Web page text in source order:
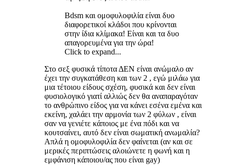
Bdsm και ομοφυλοφιλία είναι δυο
διαφορετικοί κλάδοι που κρίνονται
στην ίδια κλίμακα! Είναι και τα δυο
απαγορευμένα για την ώρα!
Click to expand...
Στο σεξ φυσικά τίποτα ΔΕΝ είναι ανώμαλο αν
έχει την συγκατάθεση και των 2 , εγώ μιλάω για
μια τέτοιου είδους σχέση, φυσικά και δεν είναι
φυσιολογικό γιατί αλλιώς δεν θα αναπαραγόταν
το ανθρώπινο είδος για να κάνει εσένα εμένα και
εκείνη, χαλάει την αρμονία των 2 φύλων , είναι
σαν να γενιέτε κάποιος με ένα πόδι και να
κουτσαίνει, αυτό δεν είναι σωματική ανωμαλία?
Απλά η ομοφυλοφιλία δεν φαίνεται (αν και σε
μερικές περιπτώσεις αλοιώνετε η φωνή και η
εμφάνιση κάποιου/ας που είναι gay)